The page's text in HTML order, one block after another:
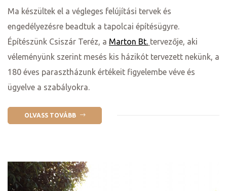
Ma készültek el a végleges felújítási tervek és
engedélyezésre beadtuk a tapolcai építésügyre.
Építészünk Csiszár Teréz, a Marton Bt. tervezője, aki
véleményünk szerint mesés kis házikót tervezett nekünk, a
180 éves parasztházunk értékeit figyelembe véve és
ügyelve a szabályokra.
OLVASS TOVÁBB